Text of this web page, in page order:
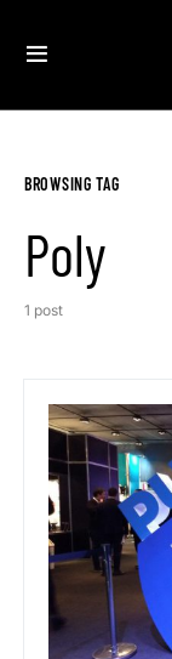
BROWSING TAG
Poly
1 post